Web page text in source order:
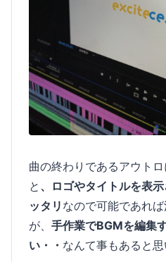
曲の終わりであるアウト
と 、ロゴやタイトルを表
ッタリ なので可能であれ
が、 手作業でBGMを編集
い・・ なんて事もあると思